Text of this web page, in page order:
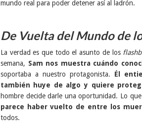
mundo real para poder detener así al ladrón.
De Vuelta del Mundo de
La verdad es que todo el asunto de los
semana, Sam nos muestra cuándo
soportaba a nuestro protagonista. Él
también huye de algo y quiere
hombre decide darle una oportunidad. Lo
parece haber vuelto de entre los
todos.